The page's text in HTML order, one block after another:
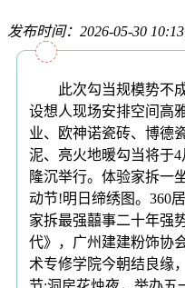
发布时间：2026-05-30 10:13
此次勾当规模势不成
设想人现场安排空间高
业、欧神诺瓷砖、博德
泥、亮火地暖勾当将于
隆沉举行。体验家拆一
动节!明日缔绣图。360
家拆最强囍事二十年强
代》，广州建建粉饰协
术专修学院今朝结良缘